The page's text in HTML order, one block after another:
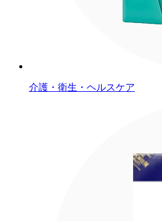
介護・衛生・ヘルスケア